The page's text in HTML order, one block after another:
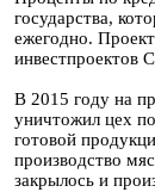
государства,
ежегодно.
инвестпроектов
В 2015 году на
уничтожил цех
готовой
производство
закрылось и